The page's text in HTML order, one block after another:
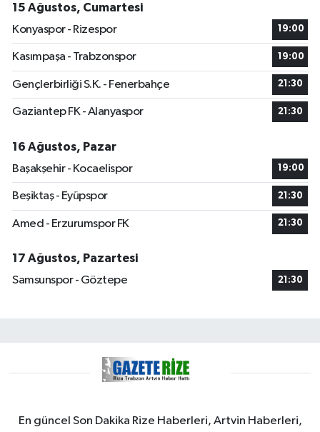
15 Ağustos, Cumartesi
Konyaspor - Rizespor
19:00
Kasımpaşa - Trabzonspor 19:00
Gençlerbirliği S.K. - Fenerbahçe 21:30
Gaziantep FK - Alanyaspor 21:30
16 Ağustos, Pazar
Başakşehir - Kocaelispor
19:00
Beşiktaş - Eyüpspor 21:30
Amed - Erzurumspor FK 21:30
17 Ağustos, Pazartesi
Samsunspor - Göztepe
21:30
En güncel Son Dakika Rize Haberleri, Artvin Haberleri,